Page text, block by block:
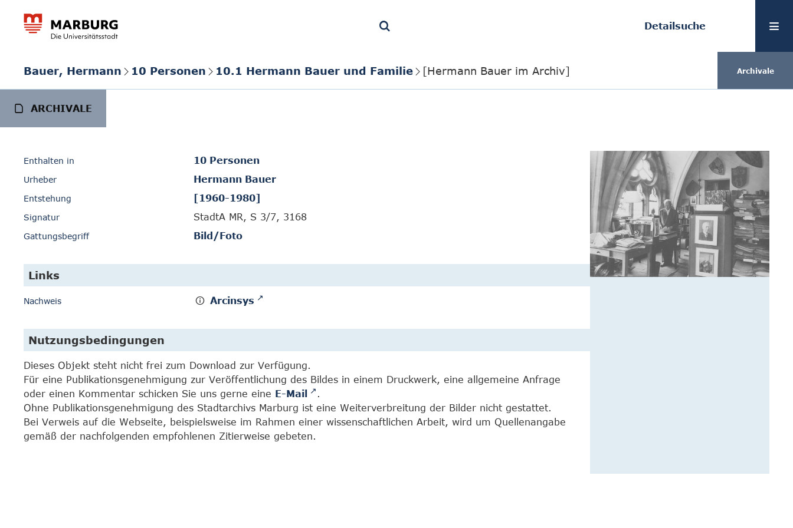
Detailsuche
Bauer, Hermann 10 Personen 10.1 Hermann Bauer und Familie [Hermann Bauer im Archiv] Archivale
ARCHIVALE
Enthalten in 10 Personen
Urheber Hermann Bauer
Entstehung [1960-1980]
Signatur StadtA MR, S 3/7, 3168
Gattungsbegriff Bild/Foto
Links
Nachweis Arcinsys
Nutzungsbedingungen
Dieses Objekt steht nicht frei zum Download zur Verfügung.
Für eine Publikationsgenehmigung zur Veröffentlichung des Bildes in einem Druckwerk, eine allgemeine Anfrage
oder einen Kommentar schicken Sie uns gerne eine E-Mail
.
Ohne Publikationsgenehmigung des Stadtarchivs Marburg ist eine Weiterverbreitung der Bilder nicht gestattet.
Bei Verweis auf die Webseite, beispielsweise im Rahmen einer wissenschaftlichen Arbeit, wird um Quellenangabe
gemäß der nachfolgenden empfohlenen Zitierweise gebeten.